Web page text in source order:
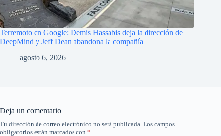
Terremoto en Google: Demis Hassabis deja la dirección de
DeepMind y Jeff Dean abandona la compañía
agosto 6, 2026
Deja un comentario
Tu dirección de correo electrónico no será publicada. Los campos
obligatorios están marcados con *